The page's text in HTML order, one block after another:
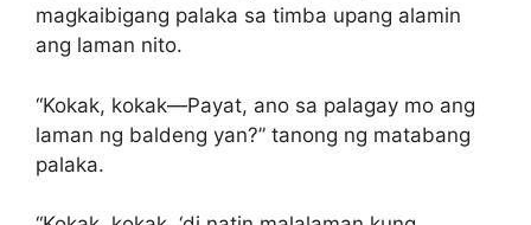
magkaibigang palaka sa timba upang alamin
ang laman nito.
“Kokak, kokak—Payat, ano sa palagay mo ang
laman ng baldeng yan?” tanong ng matabang
palaka.